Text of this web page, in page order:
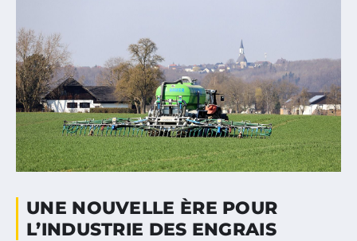
UNE NOUVELLE ÈRE POUR
L’INDUSTRIE DES ENGRAIS